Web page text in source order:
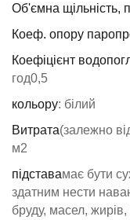
Об'ємна щільність,
Коеф. опору
Коефіцієнт
год0,5
кольору: білий
Витрата(залежно
м2
підставамає бути
здатним нести
бруду, масел,